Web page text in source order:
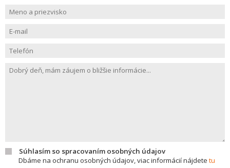
Súhlasím so spracovaním osobných údajov
Dbáme na ochranu osobných údajov, viac informácií nájdete tu